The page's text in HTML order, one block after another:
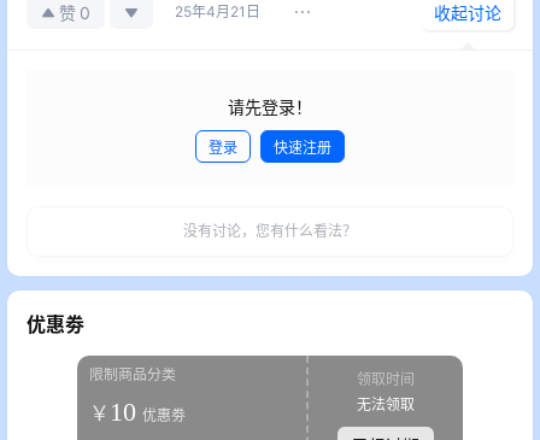
赞 0 25年4月21日 收起讨论
请先登录！
登录 快速注册
没有讨论，您有什么看法？
优惠劵
限制商品分类
￥ 10 优惠劵
领取时间
无法领取